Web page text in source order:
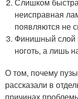
Слишком
неисправная
появляются не
Финишный слой
ноготь, а лишь
О том, почему
рассказали в